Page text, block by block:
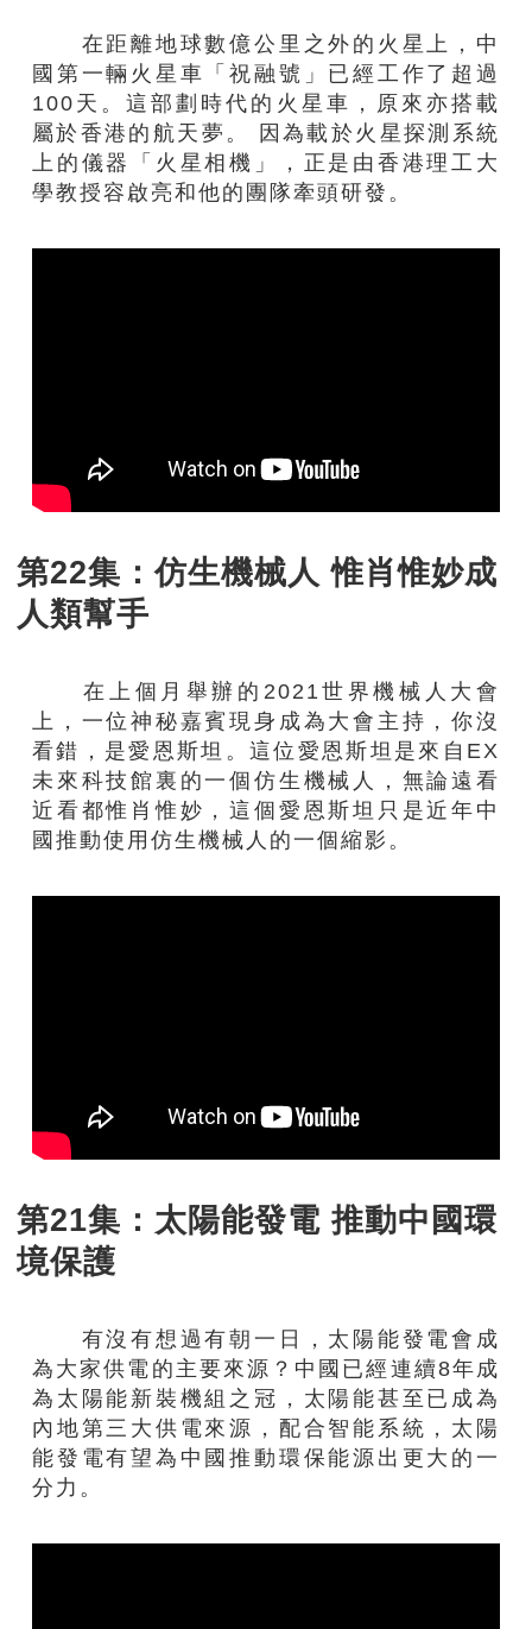
在距離地球數億公里之外的火星上，中
國第一輛火星車「祝融號」已經工作了超過
100天。這部劃時代的火星車，原來亦搭載
屬於香港的航天夢。 因為載於火星探測系統
上的儀器「火星相機」，正是由香港理工大
學教授容啟亮和他的團隊牽頭研發。
第22集：仿生機械人 惟肖惟妙成
人類幫手
在上個月舉辦的2021世界機械人大會
上，一位神秘嘉賓現身成為大會主持，你沒
看錯，是愛恩斯坦。這位愛恩斯坦是來自EX
未來科技館裏的一個仿生機械人，無論遠看
近看都惟肖惟妙，這個愛恩斯坦只是近年中
國推動使用仿生機械人的一個縮影。
第21集：太陽能發電 推動中國環
境保護
有沒有想過有朝一日，太陽能發電會成
為大家供電的主要來源？中國已經連續8年成
為太陽能新裝機組之冠，太陽能甚至已成為
內地第三大供電來源，配合智能系統，太陽
能發電有望為中國推動環保能源出更大的一
分力。